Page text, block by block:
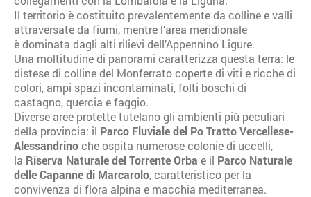
Il territorio è costituito prevalentemente da colline e valli
attraversate da fiumi, mentre l’area meridionale
è dominata dagli alti rilievi dell’Appennino Ligure.
Una moltitudine di panorami caratterizza questa terra: le
distese di colline del Monferrato coperte di viti e ricche di
colori, ampi spazi incontaminati, folti boschi di
castagno, quercia e faggio.
Diverse aree protette tutelano gli ambienti più peculiari
della provincia: il Parco Fluviale del Po Tratto Vercellese-
Alessandrinoche ospita numerose colonie di uccelli,
la Riserva Naturale del Torrente Orba e il Parco Naturale
delle Capanne di Marcarolo, caratteristico per la
convivenza di flora alpina e macchia mediterranea.